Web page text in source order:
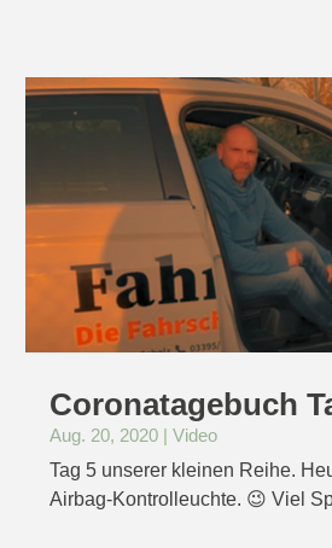
Coronatagebuch
Aug. 20, 2020 |Video
Tag 5 unserer kleinen Reihe.
Airbag-Kontrolleuchte. 😉 Viel